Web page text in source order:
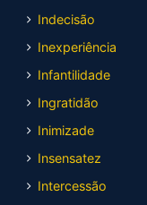
Indecisão
Inexperiência
Infantilidade
Ingratidão
Inimizade
Insensatez
Intercessão